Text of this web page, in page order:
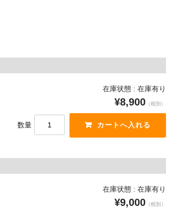
在庫状態 : 在庫有り
¥8,900 （税別）
数量
在庫状態 : 在庫有り
¥9,000 （税別）